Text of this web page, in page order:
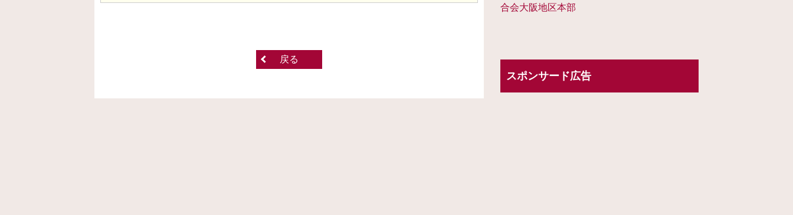
戻る
合会大阪地区本部
スポンサード広告